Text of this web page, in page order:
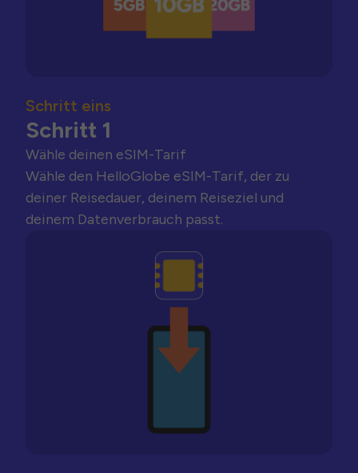
Schritt eins
Schritt 1
Wähle deinen eSIM-Tarif
Wähle den HelloGlobe eSIM-Tarif, der zu
deiner Reisedauer, deinem Reiseziel und
deinem Datenverbrauch passt.